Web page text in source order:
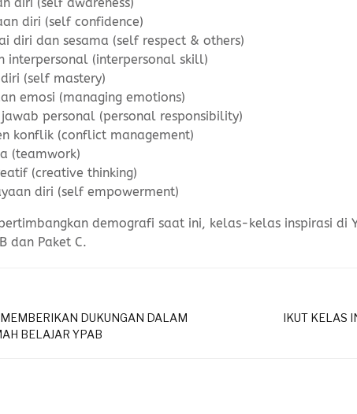
diri (self confidence)
diri dan sesama (self respect & others)
interpersonal (interpersonal skill)
(self mastery)
emosi (managing emotions)
jawab personal (personal responsibility)
konflik (conflict management)
(teamwork)
(creative thinking)
diri (self empowerment)
demografi saat ini, kelas-kelas inspirasi di
dan Paket C.
DUKUNGAN DALAM
BELAJAR YPAB
IKUT KELAS